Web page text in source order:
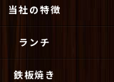
当社の特徴
ランチ
鉄板焼き